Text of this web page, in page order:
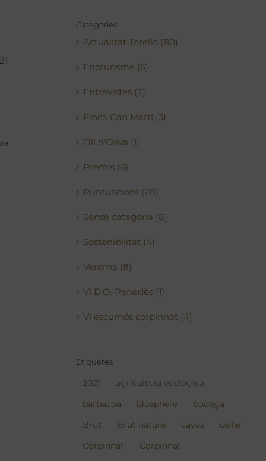
Categories
Actualitat Torelló (110)
Enoturisme (6)
Entrevistes (7)
Finca Can Martí (3)
Oli d'Oliva (1)
Premis (6)
Puntuacions (20)
Sense categoria (8)
Sostenibilitat (4)
Verema (8)
Vi D.O. Penedès (1)
Vi escumós corpinnat (4)
Etiquetes
2021 agricultura ecològica
barbacoa biosphere bodega
Brut Brut nature cavas celler
Corpinnat Corpinnat